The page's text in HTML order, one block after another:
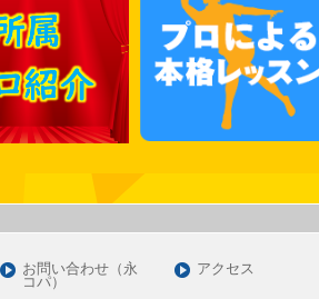
2021年09月
2021年07月
2021年06月
2021年05月
2021年01月
お問い合わせ（永
コパ）
アクセス